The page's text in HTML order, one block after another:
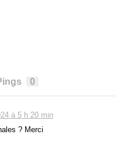
0
à 5 h 20 min
? Merci